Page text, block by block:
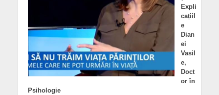
Expli
cațiil
e
Dian
ei
Vasil
e,
Doct
or în
Psihologie